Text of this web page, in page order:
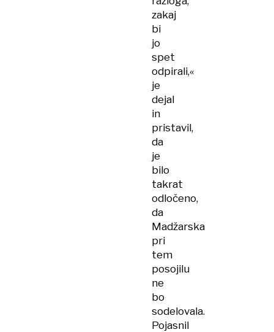
zakaj
bi
jo
spet
odpirali,«
je
dejal
in
pristavil,
da
je
bilo
takrat
odločeno,
da
Madžarska
pri
tem
posojilu
ne
bo
sodelovala.
Pojasnil